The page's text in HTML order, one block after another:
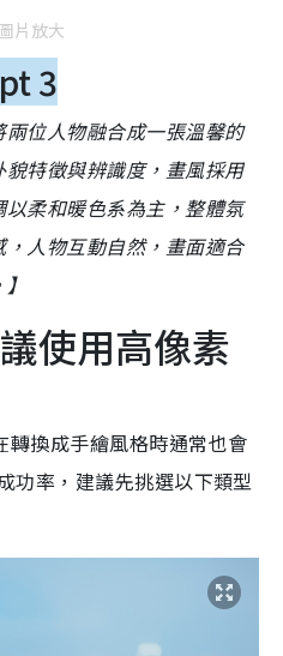
片放大
3
兩位人物融合成一張溫馨的
特徵與辨識度，畫風採用
柔和暖色系為主，整體氛
人物互動自然，畫面適合
使用高像素
轉換成手繪風格時通常也會
功率，建議先挑選以下類型